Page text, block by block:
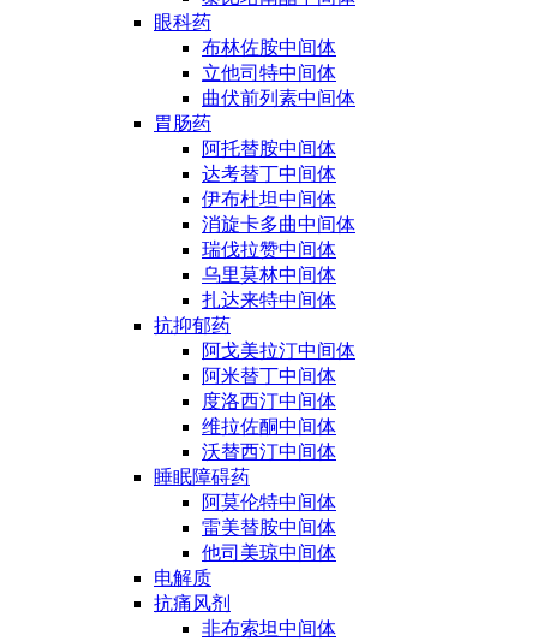
眼科药
布林佐胺中间体
立他司特中间体
曲伏前列素中间体
胃肠药
阿托替胺中间体
达考替丁中间体
伊布杜坦中间体
消旋卡多曲中间体
瑞伐拉赞中间体
乌里莫林中间体
扎达来特中间体
抗抑郁药
阿戈美拉汀中间体
阿米替丁中间体
度洛西汀中间体
维拉佐酮中间体
沃替西汀中间体
睡眠障碍药
阿莫伦特中间体
雷美替胺中间体
他司美琼中间体
电解质
抗痛风剂
非布索坦中间体